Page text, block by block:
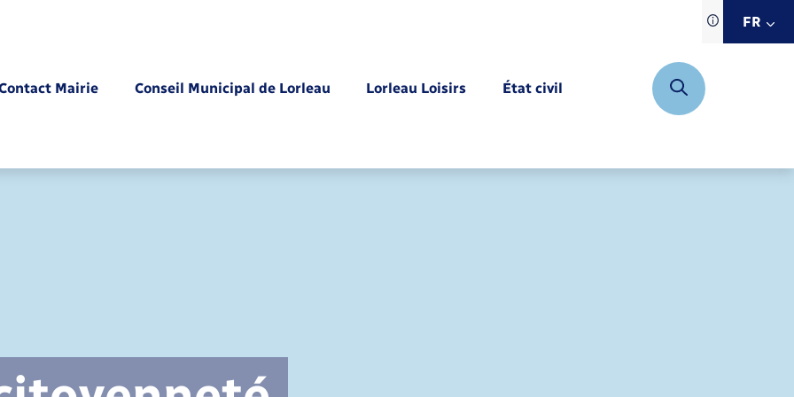
Traduction
siteFR
Mairie Conseil Municipal de Lorleau Lorleau Loisirs État civil